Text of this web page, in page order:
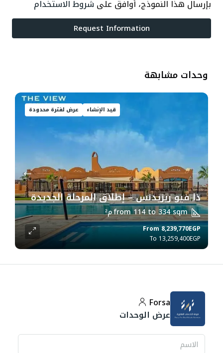
بإرسال هذا النموذج، أوافق علىشروط الاستخدام
Request Information
وحدات مشابهة
قيد الإنشاء عرض لفترة محدودة
ذا فيو ريزيدنس – إطلاق المرحلة الجديدة
from 114 to 334 sqmم²
From8,239,770EGP
13,259,400EGP
Forsa
عرض الوحدات